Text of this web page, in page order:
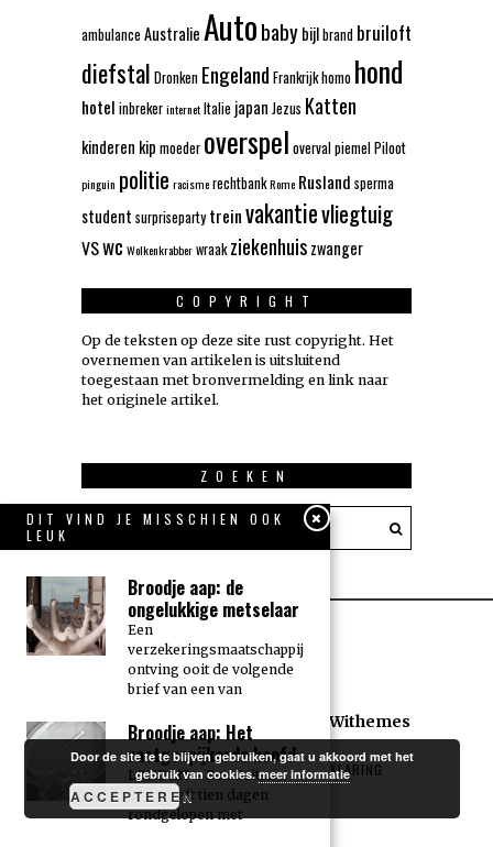
ambulance AustralieAutobabybijlbrand bruiloft
diefstal Dronken Engeland Frankrijkhomo hond
hotel inbrekerinternetItalie japan Jezus Katten
kinderen kip moeder overspel overvalpiemelPiloot
pinguin politie racismerechtbankRome Rusland sperma
student surpriseparty treinvakantievliegtuig
VSwc Wolkenkrabberwraak ziekenhuiszwanger
COPYRIGHT
Op de teksten op deze site rust copyright. Het
overnemen van artikelen is uitsluitend
toegestaan met bronvermelding en link naar
het originele artikel.
ZOEKEN
All rights reserved. Designed by Withemes
COOKIEVERKLARING PRIVACYVERKLARING
DIT VIND JE MISSCHIEN OOK
LEUK
Broodje aap: de
ongelukkige metselaar
Een
verzekeringsmaatschappij
ontving ooit de volgende
brief van een van
Broodje aap: Het
vastgespijkerde hoofd
LONDEN – Een Britse
man heeft tien dagen
rondgelopen met
Door de site te te blijven gebruiken, gaat u akkoord met het
gebruik van cookies.meer informatie
ACCEPTEREN